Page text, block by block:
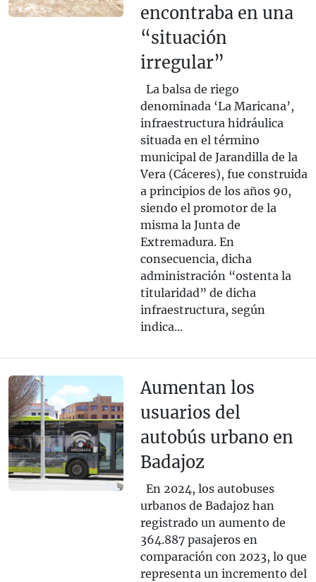
encontraba en una
“situación
irregular”
La balsa de riego
denominada ‘La Maricana’,
infraestructura hidráulica
situada en el término
municipal de Jarandilla de la
Vera (Cáceres), fue construida
a principios de los años 90,
siendo el promotor de la
misma la Junta de
Extremadura. En
consecuencia, dicha
administración “ostenta la
titularidad” de dicha
infraestructura, según
indica...
Aumentan los
usuarios del
autobús urbano en
Badajoz
En 2024, los autobuses
urbanos de Badajoz han
registrado un aumento de
364.887 pasajeros en
comparación con 2023, lo que
representa un incremento del